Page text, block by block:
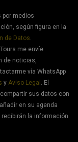
medios
según figura en la
de Datos.
me envíe
de noticias,
vía WhatsApp
y Aviso Legal . El
sus datos con
en su agenda
la información.